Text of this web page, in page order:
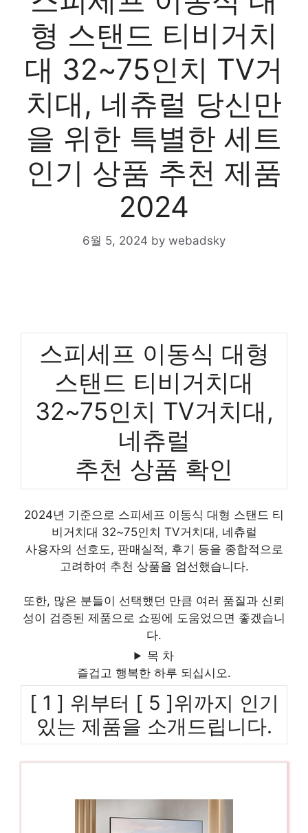
형 스탠드 티비거치
대 32~75인치 TV거
치대, 네츄럴 당신만
을 위한 특별한 세트
인기 상품 추천 제품
2024
6월 5, 2024 by webadsky
스피세프 이동식 대형
스탠드 티비거치대
32~75인치 TV거치대,
네츄럴
추천 상품 확인
2024년 기준으로 스피세프 이동식 대형 스탠드 티
비거치대 32~75인치 TV거치대, 네츄럴
사용자의 선호도, 판매실적, 후기 등을 종합적으로
고려하여 추천 상품을 엄선했습니다.
또한, 많은 분들이 선택했던 만큼 여러 품질과 신뢰
성이 검증된 제품으로 쇼핑에 도움었으면 좋겠습니
다.
목 차
즐겁고 행복한 하루 되십시오.
[ 1 ] 위부터 [ 5 ]위까지 인기
있는 제품을 소개드립니다.